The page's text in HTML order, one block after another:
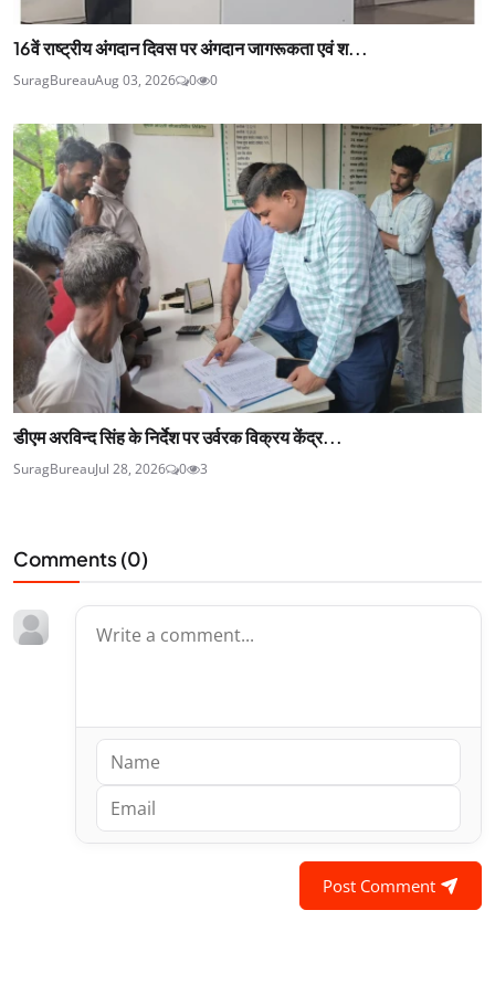
16वें राष्ट्रीय अंगदान दिवस पर अंगदान जागरूकता एवं श...
SuragBureauAug 03, 2026 0 0
डीएम अरविन्द सिंह के निर्देश पर उर्वरक विक्रय केंद्र...
SuragBureauJul 28, 2026 0 3
Comments (0)
Post Comment